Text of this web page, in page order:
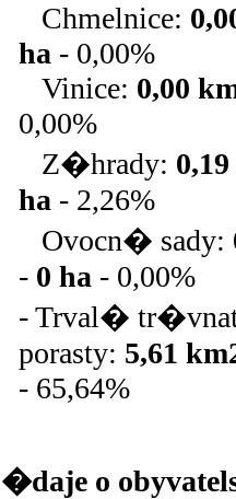
Chmelnice:
ha - 0,00%
Vinice: 0,00
0,00%
Z�hrady:
ha - 2,26%
Ovocn� sady:
- 0 ha - 0,00%
- Trval�
porasty: 5,61
- 65,64%
�daje o